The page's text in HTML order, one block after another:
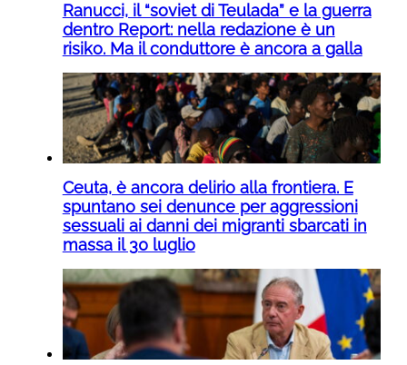
Ranucci, il “soviet di Teulada” e la guerra
dentro Report: nella redazione è un
risiko. Ma il conduttore è ancora a galla
Ceuta, è ancora delirio alla frontiera. E
spuntano sei denunce per aggressioni
sessuali ai danni dei migranti sbarcati in
massa il 30 luglio